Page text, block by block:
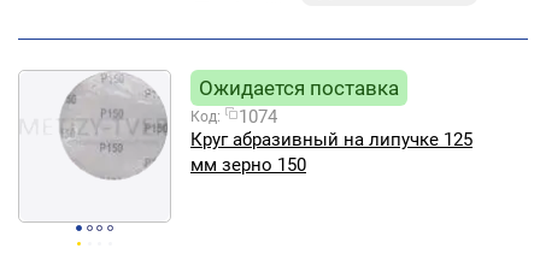
Ожидается поставка
Код:
1074
Круг абразивный на липучке 125
мм зерно 150